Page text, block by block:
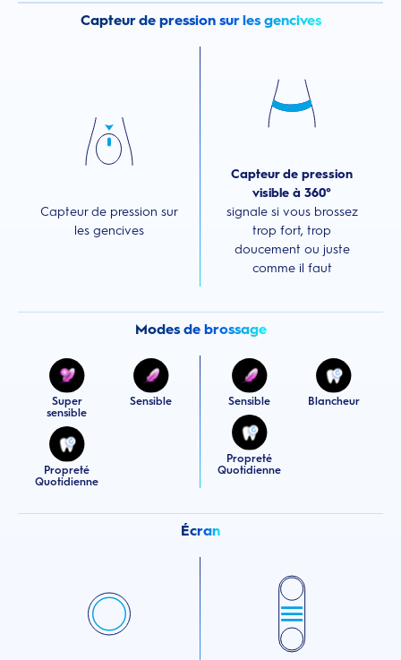
Capteur de pression sur les gencives
Capteur de pression sur
les gencives
Capteur de pression
visible à 360°
signale si vous brossez
trop fort, trop
doucement ou juste
comme il faut
Modes de brossage
Super
sensible
Sensible
Propreté
Quotidienne
Sensible Blancheur
Propreté
Quotidienne
Écran